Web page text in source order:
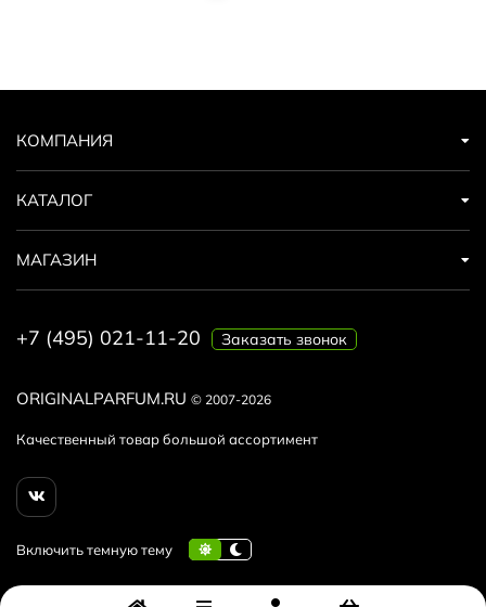
ORIGINALPARFUM.RU © 2007-2026
Качественный товар большой ассортимент
КОМПАНИЯ
КАТАЛОГ
МАГАЗИН
+7 (495) 021-11-20 Заказать звонок